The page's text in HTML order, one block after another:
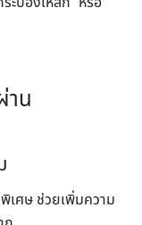
าน
เศษ ช่วยเพิ่มความ